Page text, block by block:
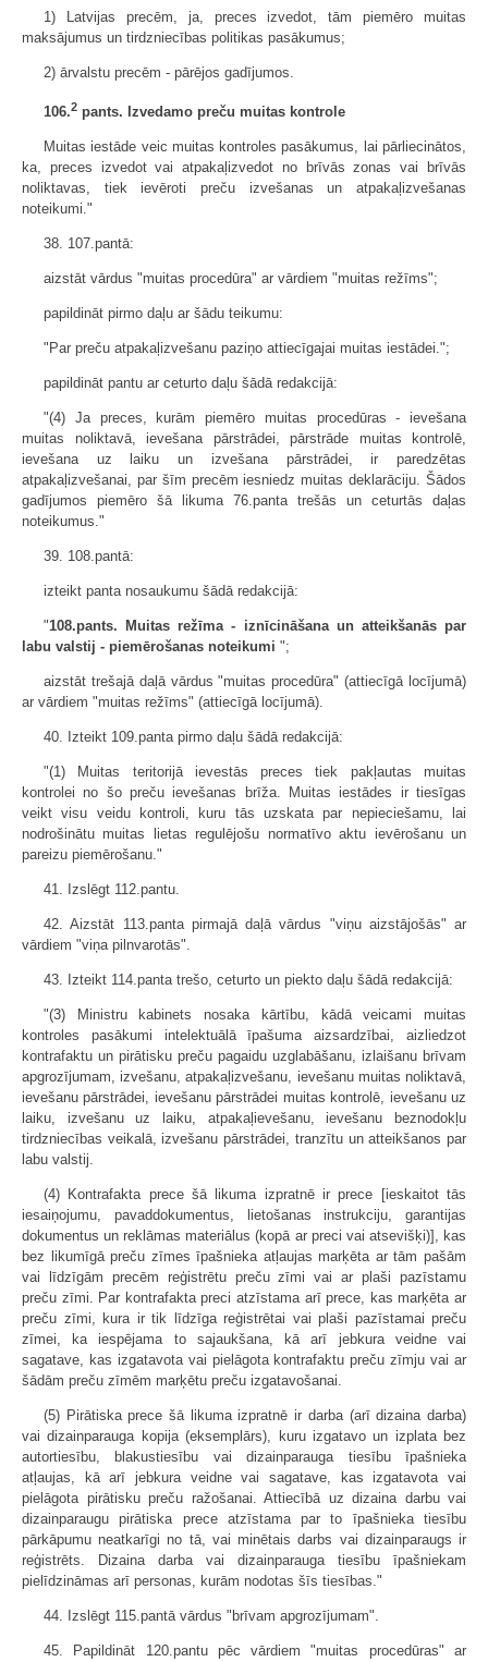
1) Latvijas precēm, ja, preces izvedot, tām piemēro muitas
maksājumus un tirdzniecības politikas pasākumus;
2) ārvalstu precēm - pārējos gadījumos.
106.2 pants. Izvedamo preču muitas kontrole
Muitas iestāde veic muitas kontroles pasākumus, lai pārliecinātos,
ka, preces izvedot vai atpakaļizvedot no brīvās zonas vai brīvās
noliktavas, tiek ievēroti preču izvešanas un atpakaļizvešanas
noteikumi."
38. 107.pantā:
aizstāt vārdus "muitas procedūra" ar vārdiem "muitas režīms";
papildināt pirmo daļu ar šādu teikumu:
"Par preču atpakaļizvešanu paziņo attiecīgajai muitas iestādei.";
papildināt pantu ar ceturto daļu šādā redakcijā:
"(4) Ja preces, kurām piemēro muitas procedūras - ievešana
muitas noliktavā, ievešana pārstrādei, pārstrāde muitas kontrolē,
ievešana uz laiku un izvešana pārstrādei, ir paredzētas
atpakaļizvešanai, par šīm precēm iesniedz muitas deklarāciju. Šādos
gadījumos piemēro šā likuma 76.panta trešās un ceturtās daļas
noteikumus."
39. 108.pantā:
izteikt panta nosaukumu šādā redakcijā:
"108.pants. Muitas režīma - iznīcināšana un atteikšanās par
labu valstij - piemērošanas noteikumi ";
aizstāt trešajā daļā vārdus "muitas procedūra" (attiecīgā locījumā)
ar vārdiem "muitas režīms" (attiecīgā locījumā).
40. Izteikt 109.panta pirmo daļu šādā redakcijā:
"(1) Muitas teritorijā ievestās preces tiek pakļautas muitas
kontrolei no šo preču ievešanas brīža. Muitas iestādes ir tiesīgas
veikt visu veidu kontroli, kuru tās uzskata par nepieciešamu, lai
nodrošinātu muitas lietas regulējošu normatīvo aktu ievērošanu un
pareizu piemērošanu."
41. Izslēgt 112.pantu.
42. Aizstāt 113.panta pirmajā daļā vārdus "viņu aizstājošās" ar
vārdiem "viņa pilnvarotās".
43. Izteikt 114.panta trešo, ceturto un piekto daļu šādā redakcijā:
"(3) Ministru kabinets nosaka kārtību, kādā veicami muitas
kontroles pasākumi intelektuālā īpašuma aizsardzībai, aizliedzot
kontrafaktu un pirātisku preču pagaidu uzglabāšanu, izlaišanu brīvam
apgrozījumam, izvešanu, atpakaļizvešanu, ievešanu muitas noliktavā,
ievešanu pārstrādei, ievešanu pārstrādei muitas kontrolē, ievešanu uz
laiku, izvešanu uz laiku, atpakaļievešanu, ievešanu beznodokļu
tirdzniecības veikalā, izvešanu pārstrādei, tranzītu un atteikšanos par
labu valstij.
(4) Kontrafakta prece šā likuma izpratnē ir prece [ieskaitot tās
iesaiņojumu, pavaddokumentus, lietošanas instrukciju, garantijas
dokumentus un reklāmas materiālus (kopā ar preci vai atsevišķi)], kas
bez likumīgā preču zīmes īpašnieka atļaujas marķēta ar tām pašām
vai līdzīgām precēm reģistrētu preču zīmi vai ar plaši pazīstamu
preču zīmi. Par kontrafakta preci atzīstama arī prece, kas marķēta ar
preču zīmi, kura ir tik līdzīga reģistrētai vai plaši pazīstamai preču
zīmei, ka iespējama to sajaukšana, kā arī jebkura veidne vai
sagatave, kas izgatavota vai pielāgota kontrafaktu preču zīmju vai ar
šādām preču zīmēm marķētu preču izgatavošanai.
(5) Pirātiska prece šā likuma izpratnē ir darba (arī dizaina darba)
vai dizainparauga kopija (eksemplārs), kuru izgatavo un izplata bez
autortiesību, blakustiesību vai dizainparauga tiesību īpašnieka
atļaujas, kā arī jebkura veidne vai sagatave, kas izgatavota vai
pielāgota pirātisku preču ražošanai. Attiecībā uz dizaina darbu vai
dizainparaugu pirātiska prece atzīstama par to īpašnieka tiesību
pārkāpumu neatkarīgi no tā, vai minētais darbs vai dizainparaugs ir
reģistrēts. Dizaina darba vai dizainparauga tiesību īpašniekam
pielīdzināmas arī personas, kurām nodotas šīs tiesības."
44. Izslēgt 115.pantā vārdus "brīvam apgrozījumam".
45. Papildināt 120.pantu pēc vārdiem "muitas procedūras" ar